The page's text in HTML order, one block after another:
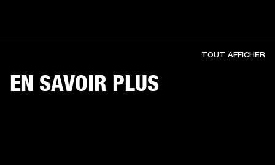
EN SAVOIR PLUS
TOUT AFFICHER